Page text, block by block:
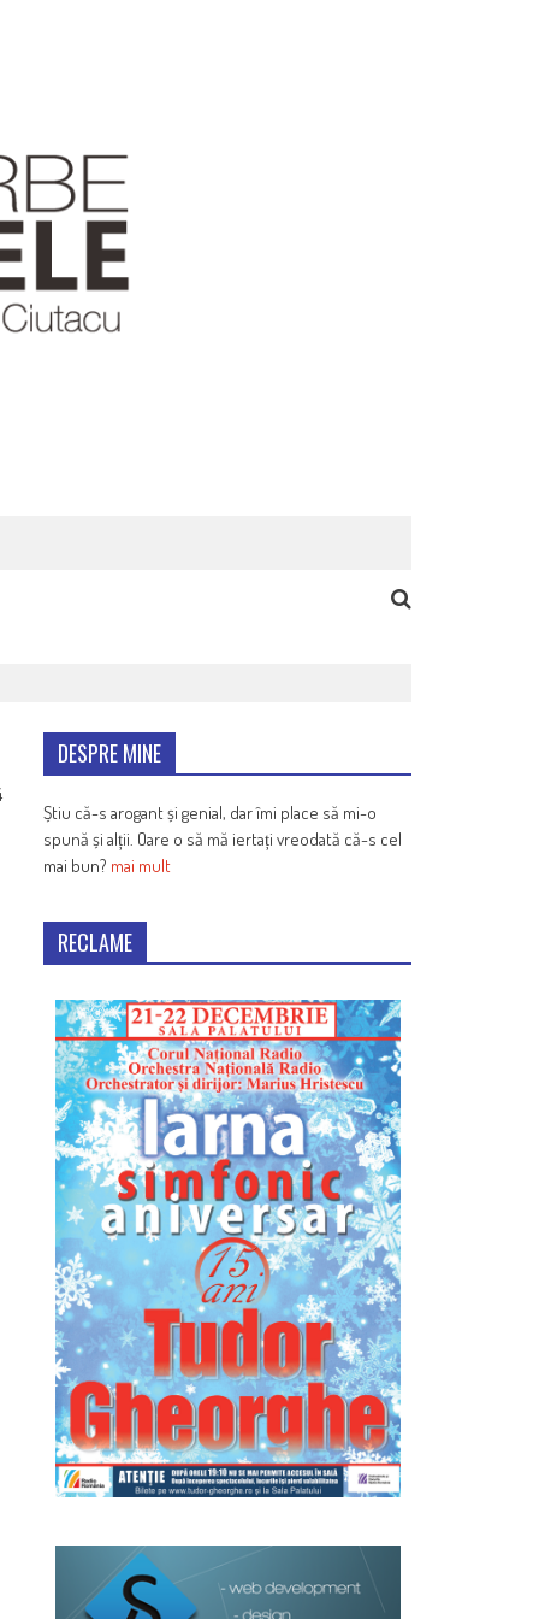
DESPRE MINE
Știu că-s arogant și genial, dar îmi place să mi-o
spună și alții. Oare o să mă iertați vreodată că-s cel
mai bun? mai mult
RECLAME